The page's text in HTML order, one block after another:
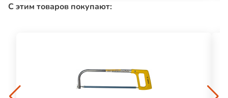
С этим товаров покупают: